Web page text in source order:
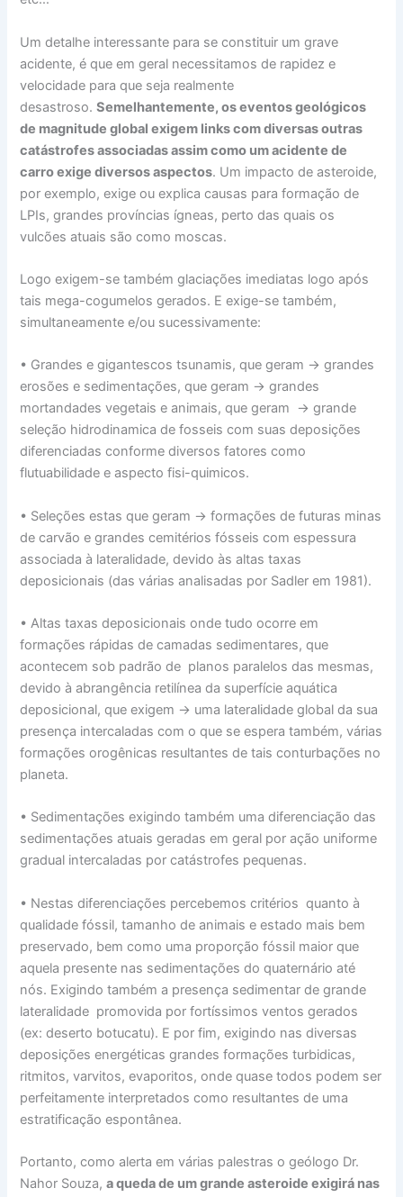
Um detalhe interessante para se constituir um grave
acidente, é que em geral necessitamos de rapidez e
velocidade para que seja realmente
desastroso.Semelhantemente, os eventos geológicos
de magnitude global exigem links com diversas outras
catástrofes associadas assim como um acidente de
carro exige diversos aspectos. Um impacto de asteroide,
por exemplo, exige ou explica causas para formação de
LPIs, grandes províncias ígneas, perto das quais os
vulcões atuais são como moscas.
Logo exigem-se também glaciações imediatas logo após
tais mega-cogumelos gerados. E exige-se também,
simultaneamente e/ou sucessivamente:
• Grandes e gigantescos tsunamis, que geram → grandes
erosões e sedimentações, que geram → grandes
mortandades vegetais e animais, que geram → grande
seleção hidrodinamica de fosseis com suas deposições
diferenciadas conforme diversos fatores como
flutuabilidade e aspecto fisi-quimicos.
• Seleções estas que geram → formações de futuras minas
de carvão e grandes cemitérios fósseis com espessura
associada à lateralidade, devido às altas taxas
deposicionais (das várias analisadas por Sadler em 1981).
• Altas taxas deposicionais onde tudo ocorre em
formações rápidas de camadas sedimentares, que
acontecem sob padrão de planos paralelos das mesmas,
devido à abrangência retilínea da superfície aquática
deposicional, que exigem → uma lateralidade global da sua
presença intercaladas com o que se espera também, várias
formações orogênicas resultantes de tais conturbações no
planeta.
• Sedimentações exigindo também uma diferenciação das
sedimentações atuais geradas em geral por ação uniforme
gradual intercaladas por catástrofes pequenas.
• Nestas diferenciações percebemos critérios quanto à
qualidade fóssil, tamanho de animais e estado mais bem
preservado, bem como uma proporção fóssil maior que
aquela presente nas sedimentações do quaternário até
nós. Exigindo também a presença sedimentar de grande
lateralidade promovida por fortíssimos ventos gerados
(ex: deserto botucatu). E por fim, exigindo nas diversas
deposições energéticas grandes formações turbidicas,
ritmitos, varvitos, evaporitos, onde quase todos podem ser
perfeitamente interpretados como resultantes de uma
estratificação espontânea.
Portanto, como alerta em várias palestras o geólogo Dr.
Nahor Souza,a queda de um grande asteroide exigirá nas